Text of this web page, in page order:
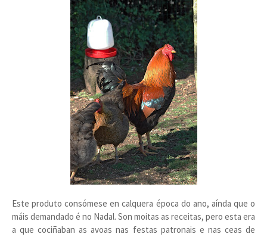
Este produto consómese en calquera época do ano, aínda que o
máis demandado é no Nadal. Son moitas as receitas, pero esta era
a que cociñaban as avoas nas festas patronais e nas ceas de